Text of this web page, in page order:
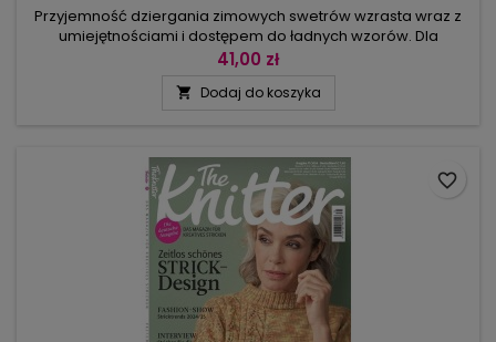
Przyjemność dziergania zimowych swetrów wzrasta wraz z
umiejętnościami i dostępem do ładnych wzorów. Dla
wszystkich spragnionych nowości mamy: kardigan z
żakardowe mitenki w komplecie z kominem w drobny
41,00 zł
 Dodaj do koszyka
favorite_border